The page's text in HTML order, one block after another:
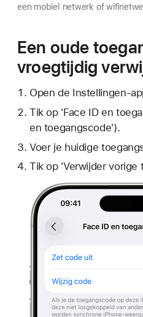
een mobiel netwerk of
Een oude
vroegtijdig
Open de Instellingen-
Tik op 'Face ID en
en toegangscode').
Voer je huidige
Tik op 'Verwijder vorige